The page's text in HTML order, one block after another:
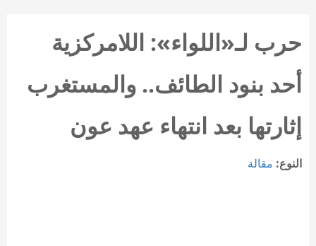
حرب لـ«اللواء»: اللامركزية
أحد بنود الطائف.. والمستغرب
إثارتها بعد انتهاء عهد عون
النوع: مقالة